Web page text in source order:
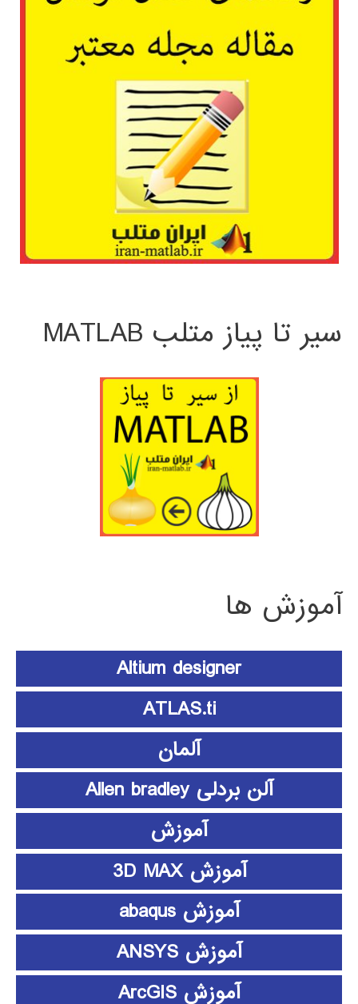
سیر تا پیاز متلب MATLAB
آموزش ها
Altium designer
ATLAS.ti
آلمان
آلن بردلی Allen bradley
آموزش
آموزش 3D MAX
آموزش abaqus
آموزش ANSYS
آموزش ArcGIS